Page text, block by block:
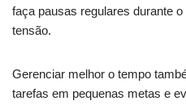
faça pausas regulares durante
tensão.
Gerenciar melhor o tempo
tarefas em pequenas metas e